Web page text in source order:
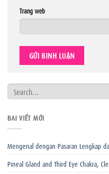
Trang web
BÀI VIẾT MỚI
Mengenal dengan Pasaran Lengkap
Pineal Gland and Third Eye Chakra,